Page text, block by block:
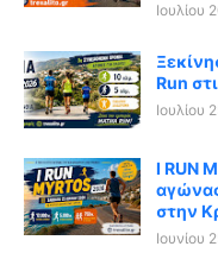
Ιουλίου
Run
Ιουλίου
I RUN
στην
Ιουνίου